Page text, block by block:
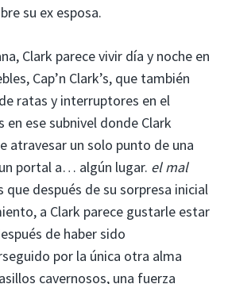
su ex esposa.
Clark parece vivir día y noche en
Cap’n Clark’s, que también
ratas y interruptores en el
en ese subnivel donde Clark
atravesar un solo punto de una
portal a… algún lugar. el mal
que después de su sorpresa inicial
a Clark parece gustarle estar
de haber sido
por la única otra alma
cavernosos, una fuerza